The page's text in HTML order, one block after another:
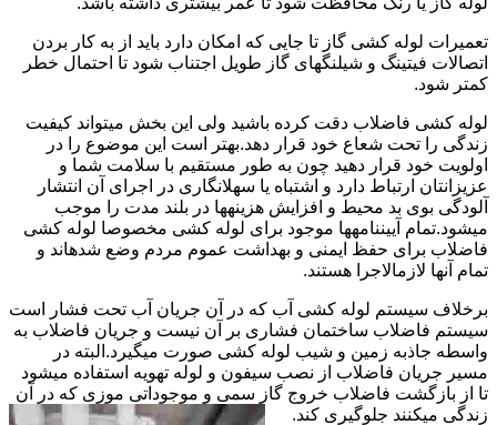
تعمیرات لوله کشی گاز تا جایی که امکان دارد باید از به کار بردن
اتصالات فیتینگ و شیلنگهای گاز طویل اجتناب شود تا احتمال خطر
کمتر شود.
لوله کشی فاضلاب دقت کرده باشید ولی این بخش میتواند کیفیت
زندگی را تحت شعاع خود قرار دهد.بهتر است این موضوع را در
اولویت خود قرار دهید چون به طور مستقیم با سلامت شما و
عزیزانتان ارتباط دارد و اشتباه یا سهلانگاری در اجرای آن انتشار
آلودگی بوی بد محیط و افزایش هزینهها در بلند مدت را موجب
میشود.تمام آییننامهها موجود برای لوله کشی مخصوصا لوله کشی
فاضلاب برای حفظ ایمنی و بهداشت عموم مردم وضع شدهاند و
تمام آنها لازمالاجرا هستند.
برخلاف سیستم لوله کشی آب که در آن جریان آب تحت فشار است
سیستم فاضلاب ساختمان فشاری بر آن نیست و جریان فاضلاب به
واسطه جاذبه زمین و شیب لوله کشی صورت میگیرد.البته در
مسیر جریان فاضلاب از نصب سیفون و لوله تهویه استفاده میشود
تا از بازگشت فاضلاب خروج گاز سمی و موجوداتی موزی که در آن
زندگی میکنند جلوگیری کند.